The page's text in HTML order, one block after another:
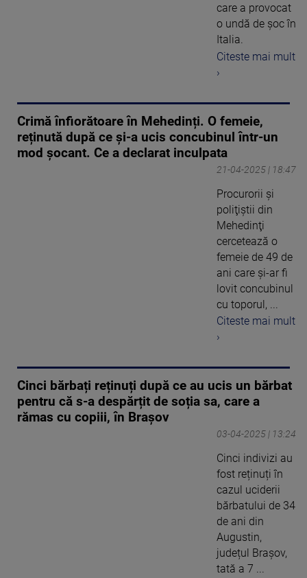
care a provocat
o undă de șoc în
Italia.
Citeste mai mult
›
Crimă înfiorătoare în Mehedinți. O femeie,
reținută după ce și-a ucis concubinul într-un
mod șocant. Ce a declarat inculpata
21-04-2025 | 18:47
Procurorii şi
poliţiştii din
Mehedinţi
cercetează o
femeie de 49 de
ani care şi-ar fi
lovit concubinul
cu toporul, ...
Citeste mai mult
›
Cinci bărbați reținuți după ce au ucis un bărbat
pentru că s-a despărțit de soția sa, care a
rămas cu copiii, în Brașov
03-04-2025 | 13:24
Cinci indivizi au
fost reținuți în
cazul uciderii
bărbatului de 34
de ani din
Augustin,
județul Brașov,
tată a 7 ...